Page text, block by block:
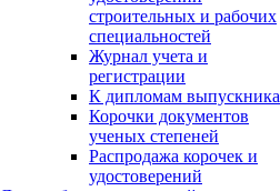
строительных и рабочих
специальностей
Журнал учета и
регистрации
К дипломам выпускника
Корочки документов
ученых степеней
Распродажа корочек и
удостоверений